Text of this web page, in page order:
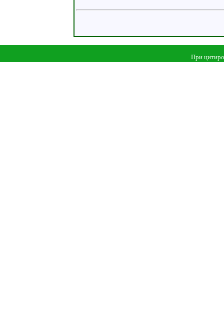
При